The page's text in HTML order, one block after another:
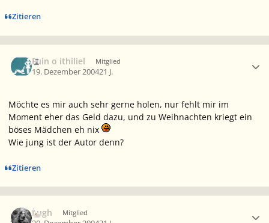
Zitieren
Fuin o ithiliel Mitglied
19. Dezember 200421 J.
Möchte es mir auch sehr gerne holen, nur fehlt mir im
Moment eher das Geld dazu, und zu Weihnachten kriegt ein
böses Mädchen eh nix
Wie jung ist der Autor denn?
Zitieren
Lugh Mitglied